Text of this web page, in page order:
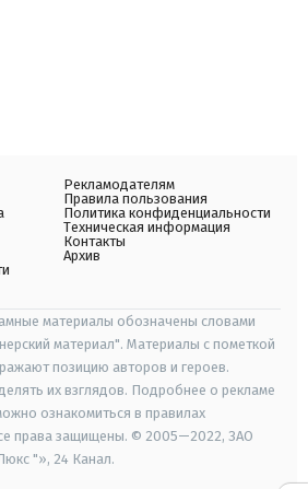
Рекламодателям
Правила пользования
Политика конфиденциальности
Техническая информация
Контакты
Архив
материалы обозначены словами
материал". Материалы с пометкой
позицию авторов и героев.
их взглядов. Подробнее о рекламе
ознакомиться в правилах
права защищены. © 2005—2022, ЗАО
"», 24 Канал.